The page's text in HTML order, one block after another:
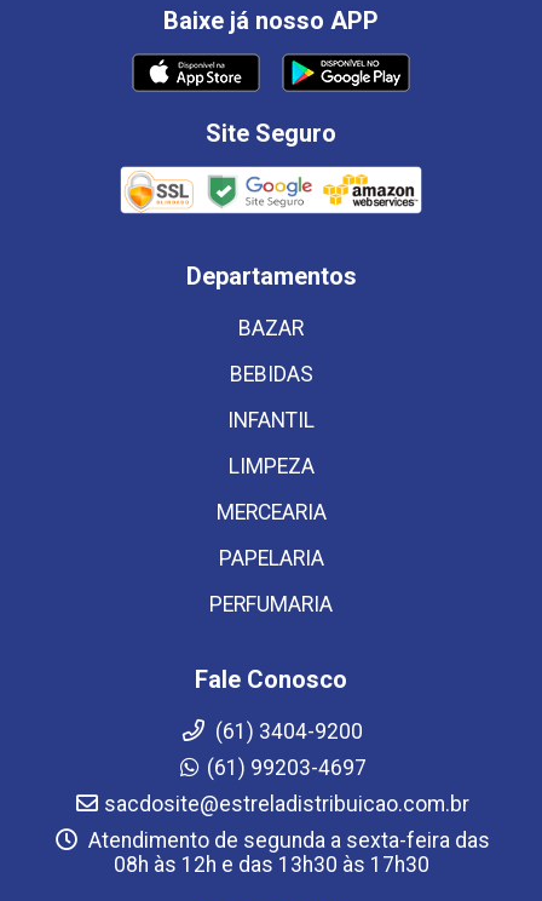
Baixe já nosso APP
Site Seguro
Departamentos
BAZAR
BEBIDAS
INFANTIL
LIMPEZA
MERCEARIA
PAPELARIA
PERFUMARIA
Fale Conosco
(61) 3404-9200
(61) 99203-4697
sacdosite@estreladistribuicao.com.br
Atendimento de segunda a sexta-feira das
08h às 12h e das 13h30 às 17h30